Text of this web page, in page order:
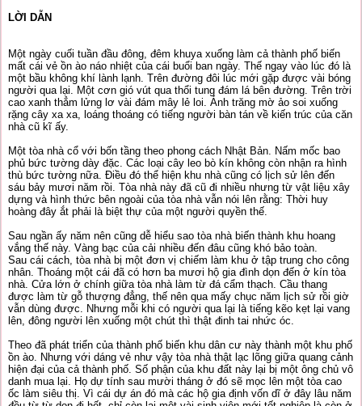
LỜI DẪN
Một ngày cuối tuần đầu đông, đêm khuya xuống làm cả thành phố biến
mất cái vẻ ồn ào náo nhiệt của cái buổi ban ngày. Thế ngay vào lúc đó là
một bầu không khí lành lạnh. Trên đường đôi lúc mới gặp được vài bóng
người qua lại. Một cơn gió vút qua thổi tung đám lá bên đường. Trên trời
cao xanh thẳm lửng lơ vài đám mây lẻ loi. Ánh trăng mờ ảo soi xuống
rặng cây xa xa, loáng thoáng có tiếng người bàn tán về kiến trúc của căn
nhà cũ kĩ ấy.
Một tòa nhà cổ với bốn tầng theo phong cách Nhật Bản. Nấm mốc bao
phủ bức tường dày đặc. Các loại cây leo bò kín không còn nhận ra hình
thù bức tường nữa. Điều đó thể hiện khu nhà cũng có lịch sử lên đến
sáu bảy mươi năm rồi. Tòa nhà này đã cũ đi nhiều nhưng từ vật liệu xây
dựng và hình thức bên ngoài của tòa nhà vẫn nói lên rằng: Thời huy
hoàng đây ắt phải là biệt thự của một người quyền thế.
Sau ngần ấy năm nên cũng dễ hiểu sao tòa nhà biến thành khu hoang
vắng thế này. Vàng bạc của cải nhiều đến đâu cũng khó bảo toàn.
Sau cái cách, tòa nhà bị một đơn vị chiếm làm khu ở tập trung cho công
nhân. Thoáng một cái đã có hơn ba mươi hộ gia đình dọn đến ở kín tòa
nhà. Cửa lớn ở chính giữa tòa nhà làm từ đá cẩm thạch. Cầu thang
được làm từ gỗ thượng đẳng, thế nên qua mấy chục năm lịch sử rồi giờ
vẫn dùng được. Nhưng mỗi khi có người qua lại là tiếng kẽo kẹt lại vang
lên, đông người lên xuống một chút thì thật đinh tai nhức óc.
Theo đã phát triển của thành phố biến khu dân cư này thành một khu phố
ồn ào. Nhưng với dáng vẻ như vậy tòa nhà thật lạc lõng giữa quang cảnh
hiện đại của cả thành phố. Số phận của khu đất này lại bị một ông chủ vô
danh mua lại. Họ dự tính sau mười tháng ở đó sẽ mọc lên một tòa cao
ốc làm siêu thị. Vì cái dự án đó mà các hộ gia định vốn dĩ ở đây lâu năm